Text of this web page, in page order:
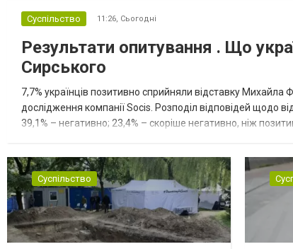
Суспільство 11:26, Сьогодні
Результати опитування . Що
Сирського
7,7% українців позитивно сприйняли відставку Михайла
дослідження компанії Socis. Розподіл відповідей щодо
39,1% – негативно; 23,4% – скоріше негативно, ніж
Суспільство